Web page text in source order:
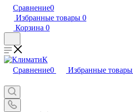
Сравнение0
Избранные товары 0
Корзина 0
Сравнение0 Избранные товары